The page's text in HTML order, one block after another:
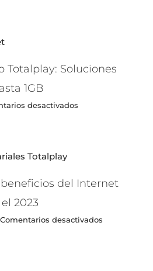
Totalplay: Soluciones
1GB
desactivados
Mbps,
del Internet
2023
Comentarios desactivados